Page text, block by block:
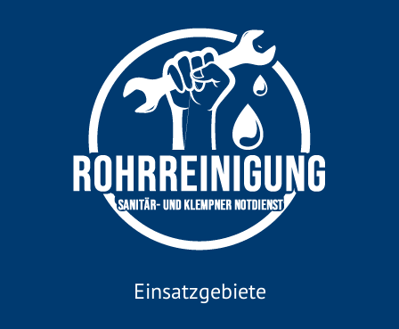
Einsatzgebiete